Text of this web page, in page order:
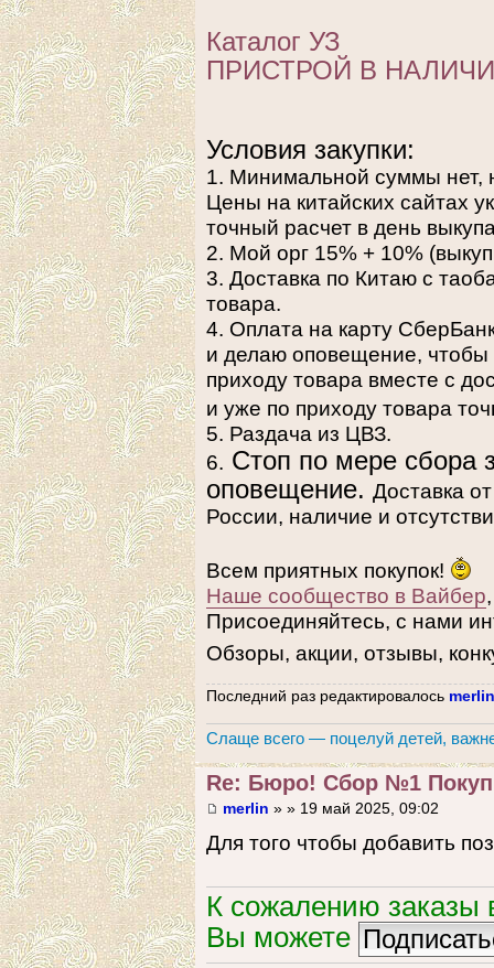
Каталог УЗ
ПРИСТРОЙ В
Условия закупки:
1. Минимальной суммы нет,
Цены на китайских сайтах
точный расчет в день
2. Мой орг 15% + 10%
3. Доставка по Китаю с
товара.
4. Оплата на карту
и делаю оповещение, чтобы
приходу товара вместе с
и уже по приходу товара
5. Раздача из ЦВЗ.
6. Стоп по мере сбора
оповещение. Доставка
России, наличие и
Всем приятных покупок!
Наше сообщество в Вайбер
Присоединяйтесь, с нами
Обзоры, акции, отзывы,
Последний раз редактировалось merlin
Слаще всего — поцелуй детей,
Re: Бюро! Сбор №1
merlin » » 19 май 2025, 09:02
Для того чтобы добавить
К сожалению заказы
Вы можете